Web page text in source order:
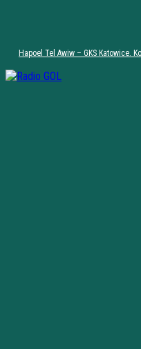
Hapoel Tel Awiw – GKS Katowice.